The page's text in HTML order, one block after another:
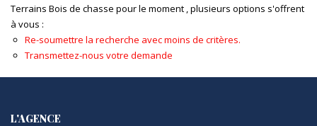
CONTACT
Terrains Bois de chasse pour le moment , plusieurs options s'offrent
à vous :
Re-soumettre la recherche avec moins de critères.
Transmettez-nous votre demande
L'AGENCE